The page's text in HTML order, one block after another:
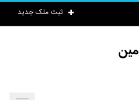
ثبت ملک جدید